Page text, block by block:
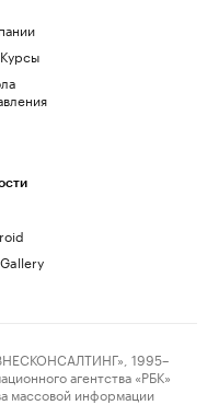
1995–
агентства «РБК»
массовой информации